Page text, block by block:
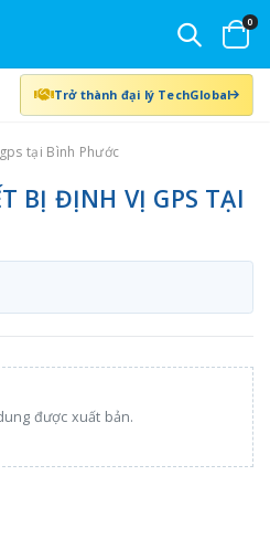
0
Trở thành đại lý TechGlobal
tại Bình Phước
BỊ ĐỊNH VỊ GPS TẠI
được xuất bản.